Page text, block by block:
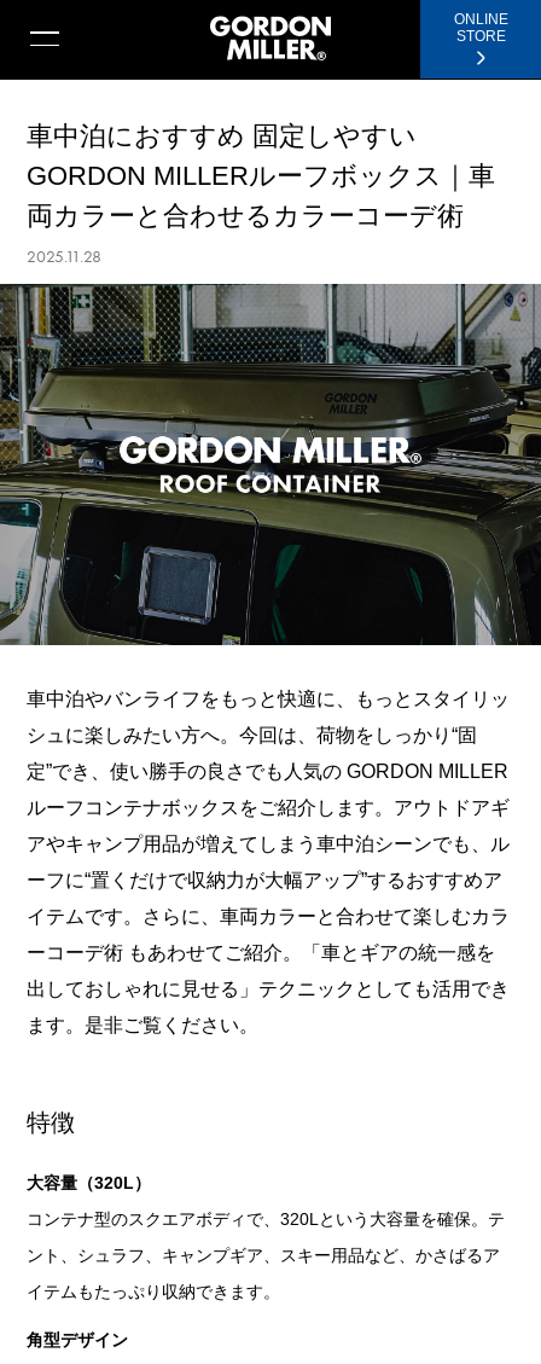
ONLINE
STORE
車中泊におすすめ 固定しやすい
GORDON MILLERルーフボックス｜車
両カラーと合わせるカラーコーデ術
2025.11.28
車中泊やバンライフをもっと快適に、もっとスタイリッ
シュに楽しみたい方へ。今回は、荷物をしっかり“固
定”でき、使い勝手の良さでも人気の GORDON MILLER
ルーフコンテナボックスをご紹介します。アウトドアギ
アやキャンプ用品が増えてしまう車中泊シーンでも、ル
ーフに“置くだけで収納力が大幅アップ”するおすすめア
イテムです。さらに、車両カラーと合わせて楽しむカラ
ーコーデ術 もあわせてご紹介。「車とギアの統一感を
出しておしゃれに見せる」テクニックとしても活用でき
ます。是非ご覧ください。
特徴
大容量（320L）
コンテナ型のスクエアボディで、320Lという大容量を確保。テ
ント、シュラフ、キャンプギア、スキー用品など、かさばるア
イテムもたっぷり収納できます。
角型デザイン